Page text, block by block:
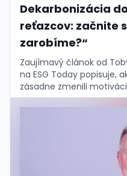
Dekarbonizácia
reťazcov: začnite
zarobíme?“
Zaujímavý článok od
na ESG Today popisuje,
zásadne zmenili
dodávateľské reťazce —